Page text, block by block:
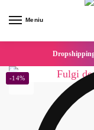
Meniu
-14%